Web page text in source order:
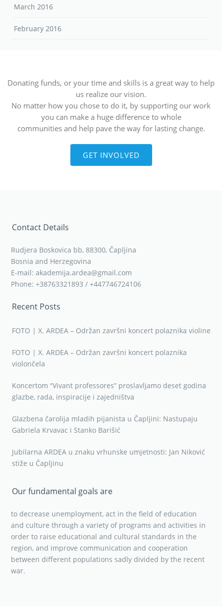
March 2016
February 2016
Donating funds, or your time and skills is a great way to help
us realize our vision.
No matter how you chose to do it, by supporting our work
you can make a huge difference to whole
communities and help pave the way for lasting change.
GET INVOLVED
Contact Details
Rudjera Boskovica bb, 88300, Čapljina
Bosnia and Herzegovina
E-mail: akademija.ardea@gmail.com
Phone: +38763321893 / +447746724106
Recent Posts
FOTO | X. ARDEA – Održan završni koncert polaznika violine
FOTO | X. ARDEA – Održan završni koncert polaznika
violončela
Koncertom “Vivant professores” proslavljamo deset godina
glazbe, rada, inspiracije i zajedništva
Glazbena čarolija mladih pijanista u Čapljini: Nastupaju
Gabriela Krvavac i Stanko Barišić
Jubilarna ARDEA u znaku vrhunske umjetnosti: Jan Niković
stiže u Čapljinu
Our fundamental goals are
to decrease unemployment, act in the field of education
and culture through a variety of programs and activities in
order to raise educational and cultural standards in the
region, and improve communication and cooperation
between different populations sadly divided by the recent
war.